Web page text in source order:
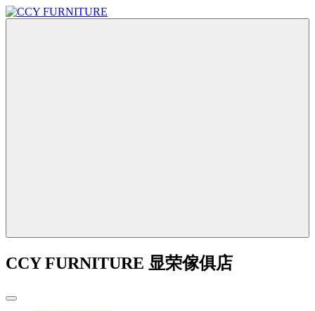
CCY FURNITURE 显荣傢俱店